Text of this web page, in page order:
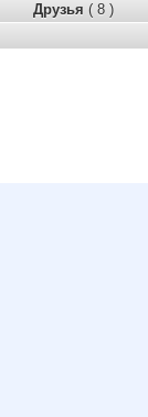
Друзья ( 8 )